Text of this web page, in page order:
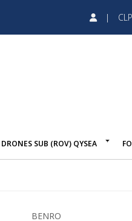
| CLP
DRONES SUB (ROV) QYSEA
BENRO